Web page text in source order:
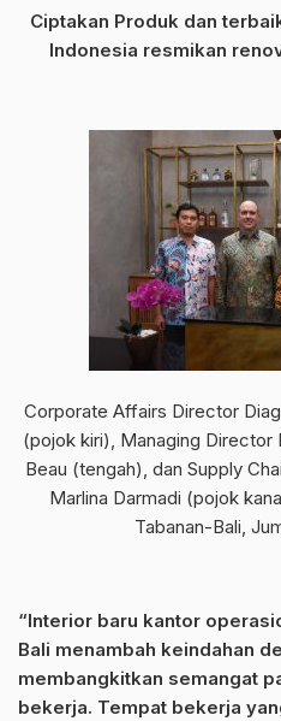
Ciptakan Produk dan
Indonesia resmikan
Corporate Affairs Director
(pojok kiri), Managing Director
Beau (tengah), dan Supply
Marlina Darmadi (pojok
Tabanan-Bali,
“Interior baru kantor
Bali menambah keindahan
membangkitkan semangat
bekerja. Tempat bekerja